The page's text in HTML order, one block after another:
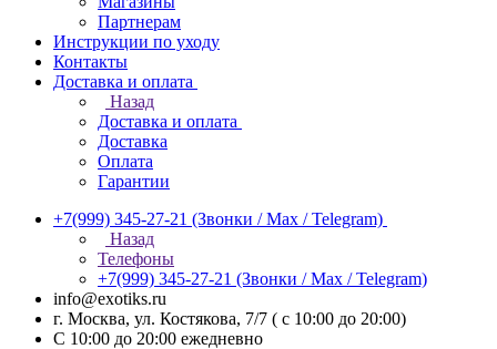
Партнерам
Инструкции по уходу
Контакты
Доставка и оплата
Назад
Доставка и оплата
Доставка
Оплата
Гарантии
+7(999) 345-27-21 (Звонки / Max / Telegram)
Назад
Телефоны
+7(999) 345-27-21 (Звонки / Max / Telegram)
info@exotiks.ru
г. Москва, ул. Костякова, 7/7 ( с 10:00 до 20:00)
С 10:00 до 20:00 ежедневно